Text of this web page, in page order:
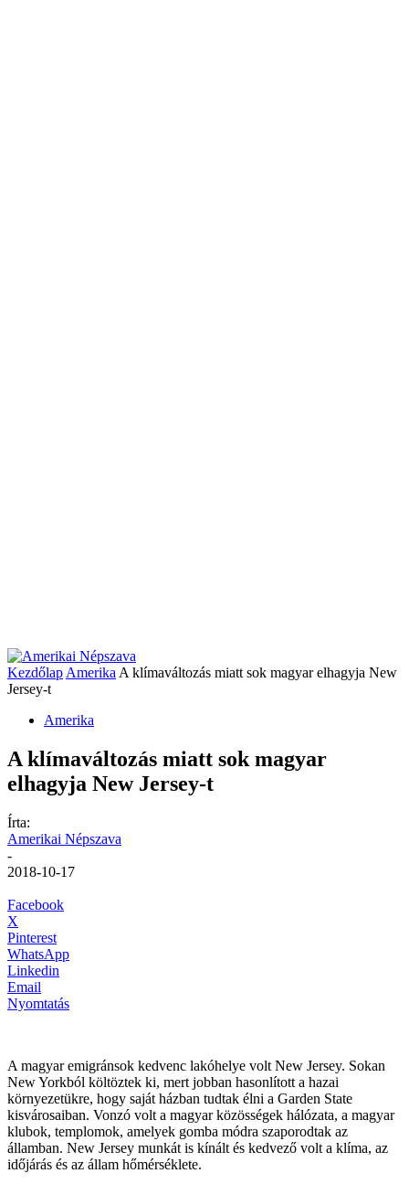
Kezdőlap Amerika A klímaváltozás miatt sok magyar elhagyja New
Jersey-t
Amerika
A klímaváltozás miatt sok magyar
elhagyja New Jersey-t
Írta:
Amerikai Népszava
-
2018-10-17
Facebook
X
Pinterest
WhatsApp
Linkedin
Email
Nyomtatás
A magyar emigránsok kedvenc lakóhelye volt New Jersey. Sokan
New Yorkból költöztek ki, mert jobban hasonlított a hazai
környezetükre, hogy saját házban tudtak élni a Garden State
kisvárosaiban. Vonzó volt a magyar közösségek hálózata, a magyar
klubok, templomok, amelyek gomba módra szaporodtak az
államban. New Jersey munkát is kínált és kedvező volt a klíma, az
időjárás és az állam hőmérséklete.